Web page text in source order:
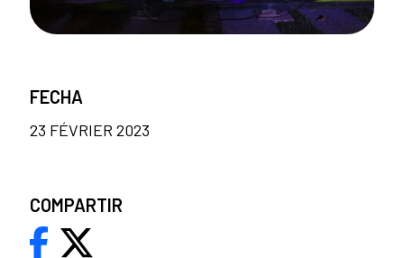
FECHA
23 FÉVRIER 2023
COMPARTIR